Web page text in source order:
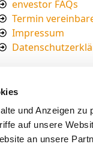
und Anzeigen
auf unsere
an unsere
envestor FAQs
Termin
Impressum